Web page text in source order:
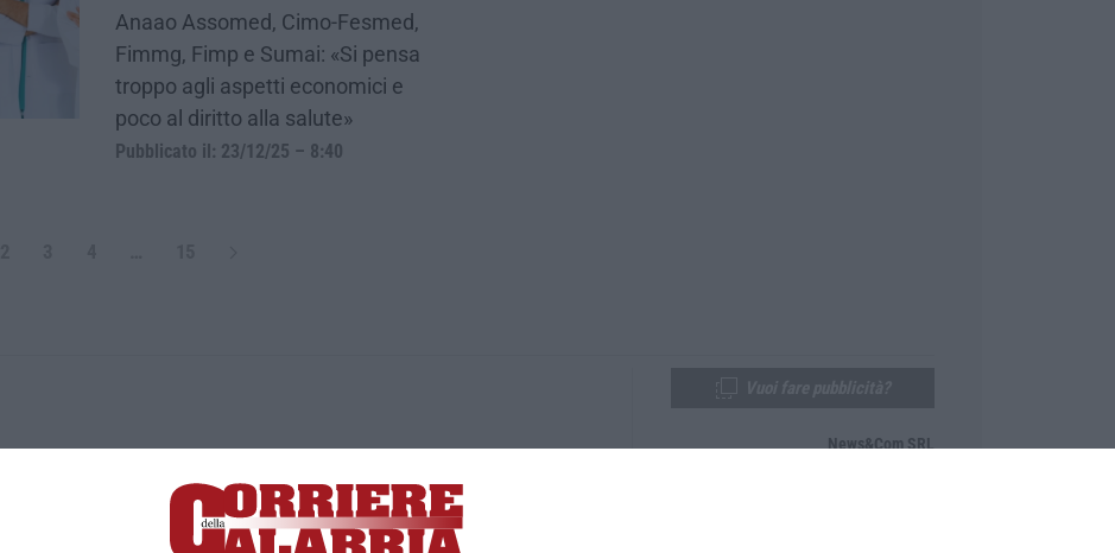
Anaao Assomed, Cimo-Fesmed,
Fimmg, Fimp e Sumai: «Si pensa
troppo agli aspetti economici e
poco al diritto alla salute»
Pubblicato il: 23/12/25 – 8:40
Lamezia Terme (CZ)
- Direttore responsabile Paola Militano |Privacy
News&Com SRL